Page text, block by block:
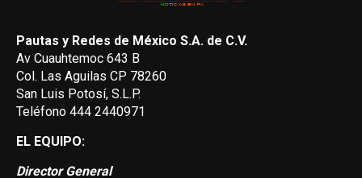
Pautas y Redes de México S.A. de C.V.
Av Cuauhtemoc 643 B
Col. Las Aguilas CP 78260
San Luis Potosí, S.L.P.
Teléfono 444 2440971
EL EQUIPO:
Director General